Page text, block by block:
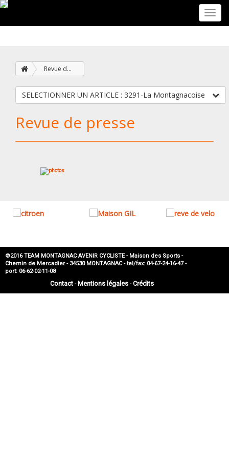
Revue de presse
SELECTIONNER UN ARTICLE : 3291-La Montagnacoise
Revue de presse
©2016 TEAM MONTAGNAC AVENIR CYCLISTE - Maison des Sports -
Chemin de Mercadier - 34530 MONTAGNAC - tel/fax: 04-67-24-16-47 -
port: 06-62-02-11-08
Contact- Mentions légales-Crédits